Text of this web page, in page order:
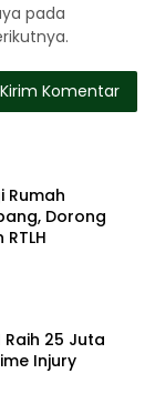
pada
Rumah
Dorong
Raih 25 Juta
Injury